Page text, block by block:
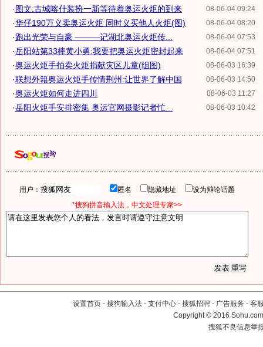
08-06-04 09:24
·图文:古城喀什装扮一新等待着奥运火炬的到来
08-06-04 08:20
·华仔190万义卖奥运火炬 同时义买他人火炬(图)
08-06-04 07:53
·跑出光荣与自豪 ———记湖北奥运火炬传...
08-06-04 07:51
·岳阳站第33棒黄小勇:我要把奥运火炬密封起来
08-06-03 16:39
·奥运火炬手拍卖火炬捐献灾区儿童(组图)
08-06-03 14:50
·联想外籍奥运火炬手传情荆州:让世界了解中国
08-06-03 11:27
·奥运火炬如何走进四川
08-06-03 10:42
·岳阳火炬手安排密集 奥运官网摄影记者忙...
用户： 匿名 隐藏地址
设为辩论话题
*搜狗拼音输入法，中文处理专家>>
设置首页 - 搜狗输入法 - 支付中心 - 搜狐招聘 - 广告服务 - 客
Copyright©2016
搜狐不良信息举